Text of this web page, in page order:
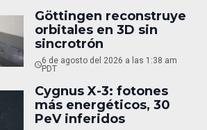
Göttingen reconstruye
orbitales en 3D sin
sincrotrón
6 de agosto del 2026 a las 1:38 am
PDT
Cygnus X-3: fotones
más energéticos, 30
PeV inferidos